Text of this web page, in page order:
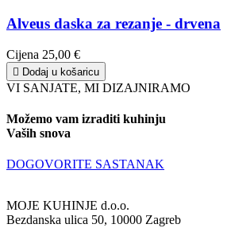
Alveus daska za rezanje - drvena
Cijena 25,00 €
 Dodaj u košaricu
VI SANJATE, MI DIZAJNIRAMO
Možemo vam izraditi kuhinju
Vaših snova
DOGOVORITE SASTANAK
MOJE KUHINJE d.o.o.
Bezdanska ulica 50, 10000 Zagreb